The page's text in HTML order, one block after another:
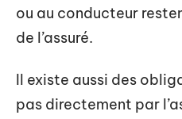
ou au conducteur
de l’assuré.
Il existe aussi des
pas directement par